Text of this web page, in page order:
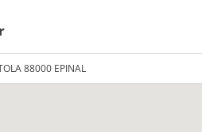
88000 EPINAL